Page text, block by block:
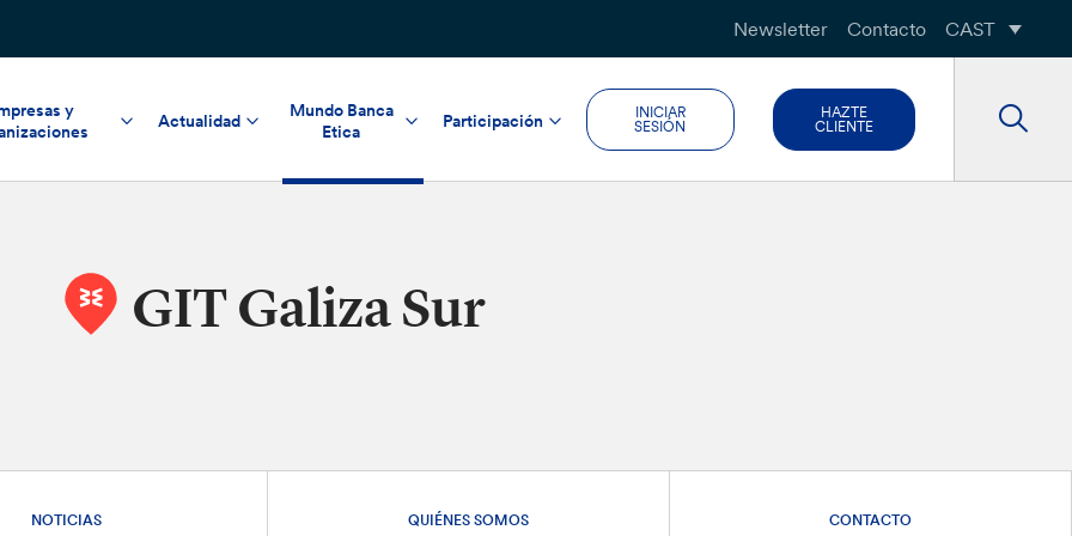
Newsletter Contacto CAST
y
Actualidad
Mundo Banca
Etica
Participación
INICIAR
SESIÓN
HAZTE
CLIENTE
GIT Galiza Sur
NOTICIAS QUIÉNES SOMOS CONTACTO